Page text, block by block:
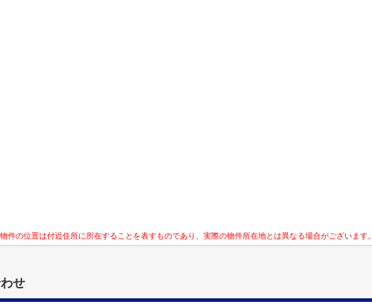
件の位置は付近住所に所在することを表すものであり、実際の物件所在地とは異なる場合がございます。
せ